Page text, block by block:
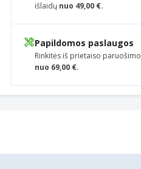
išlaidų nuo 49,00 €.
Papildomos paslaugos
Rinkitės iš prietaiso
nuo 69,00 €.